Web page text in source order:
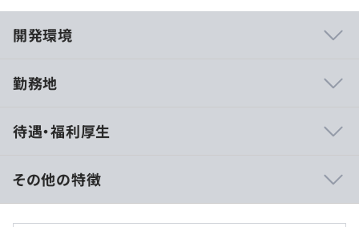
開発環境
有力候補の1人、京都大学北川進特別教授の研究成果であ
す。
独自の用途展開として次世代高圧ガスボンベ
（CubiTan）、生体適合性PCP（bioPCP）、二酸化炭素
勤務地
待遇・福利厚生
■賃金形態：月給制
その他の特徴